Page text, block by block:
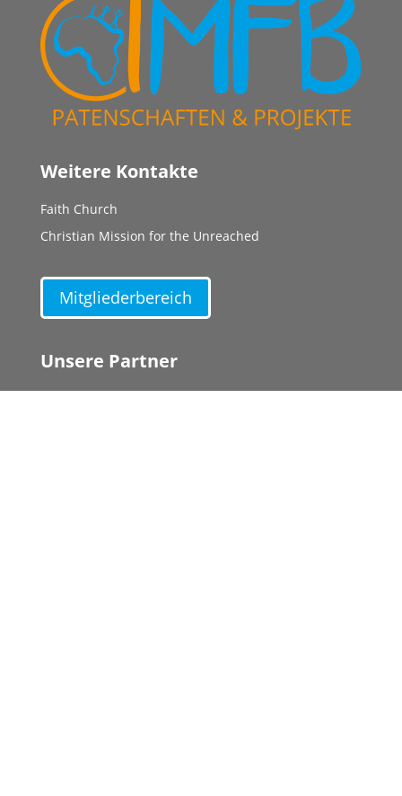
Weitere Kontakte
Faith Church
Christian Mission for the Unreached
Mitgliederbereich
Unsere Partner